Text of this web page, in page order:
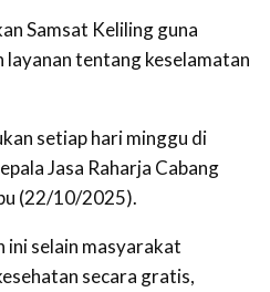
Samsat Keliling guna
layanan tentang keselamatan
setiap hari minggu di
Jasa Raharja Cabang
(22/10/2025).
ini selain masyarakat
secara gratis,